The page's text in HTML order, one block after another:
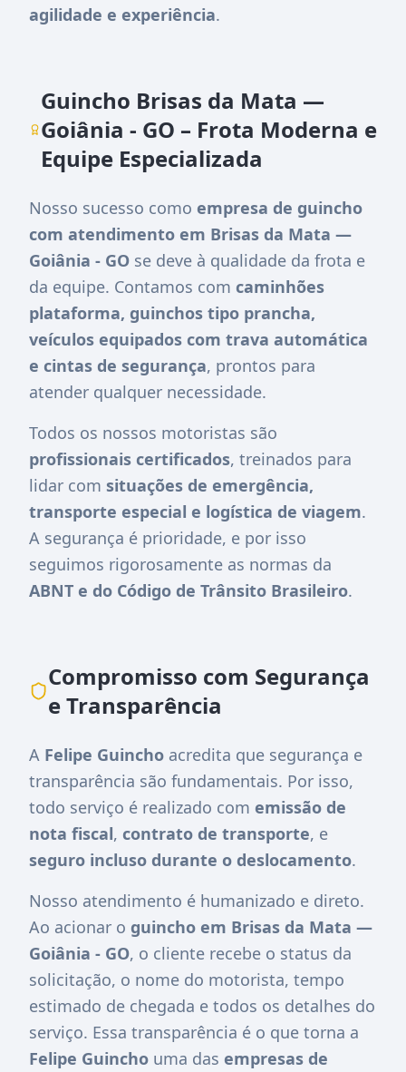
agilidade e experiência.
Guincho Brisas da Mata —
Goiânia - GO – Frota Moderna e
Equipe Especializada
Nosso sucesso como empresa de guincho
com atendimento em Brisas da Mata —
Goiânia - GO se deve à qualidade da frota e
da equipe. Contamos com caminhões
plataforma, guinchos tipo prancha,
veículos equipados com trava automática
e cintas de segurança, prontos para
atender qualquer necessidade.
Todos os nossos motoristas são
profissionais certificados, treinados para
lidar com situações de emergência,
transporte especial e logística de viagem.
A segurança é prioridade, e por isso
seguimos rigorosamente as normas da
ABNT e do Código de Trânsito Brasileiro.
Compromisso com Segurança
e Transparência
A Felipe Guincho acredita que segurança e
transparência são fundamentais. Por isso,
todo serviço é realizado com emissão de
nota fiscal, contrato de transporte, e
seguro incluso durante o deslocamento.
Nosso atendimento é humanizado e direto.
Ao acionar o guincho em Brisas da Mata —
Goiânia - GO, o cliente recebe o status da
solicitação, o nome do motorista, tempo
estimado de chegada e todos os detalhes do
serviço. Essa transparência é o que torna a
Felipe Guincho uma das empresas de